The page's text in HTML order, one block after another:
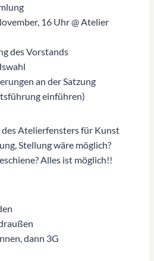
16 Uhr @ Atelier
des Vorstands
an der Satzung
einführen)
Atelierfensters für Kunst
Stellung wäre möglich?
Alles ist möglich!!
dann 3G